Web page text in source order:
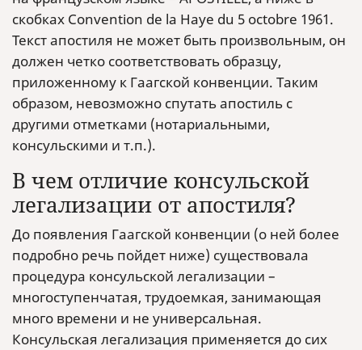
скобках Convention de la Haye du 5 octobre 1961.
Текст апостиля не может быть произвольным, он
должен четко соответствовать образцу,
приложенному к Гаагской конвенции. Таким
образом, невозможно спутать апостиль с
другими отметками (нотариальными,
консульскими и т.п.).
В чем отличие консульской
легализации от апостиля?
До появления Гаагской конвенции (о ней более
подробно речь пойдет ниже) существовала
процедура консульской легализации –
многоступенчатая, трудоемкая, занимающая
много времени и не универсальная.
Консульская легализация применяется до сих